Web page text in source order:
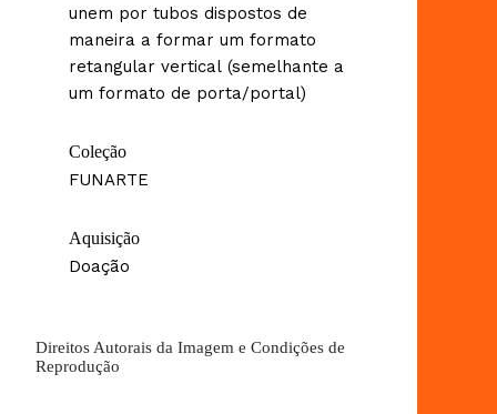
unem por tubos dispostos de
maneira a formar um formato
retangular vertical (semelhante a
um formato de porta/portal)
Coleção
FUNARTE
Aquisição
Doação
Direitos Autorais da Imagem e Condições de
Reprodução